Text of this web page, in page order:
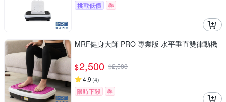
挑戰低價
券
MRF健身大師 PRO 專業版 ⽔平垂直雙律動機
$2,500 $2,588
4.9 (4)
限時下殺 券